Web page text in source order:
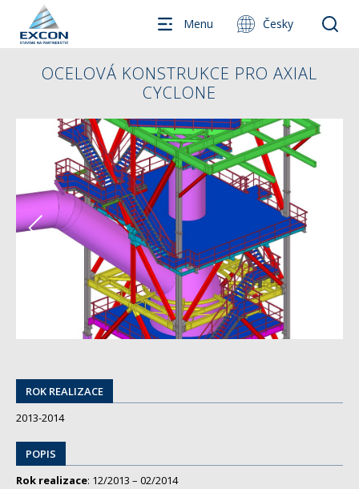
Menu Česky
OCELOVÁ KONSTRUKCE PRO AXIAL
CYCLONE
ROK REALIZACE
2013-2014
POPIS
Rok realizace: 12/2013 – 02/2014